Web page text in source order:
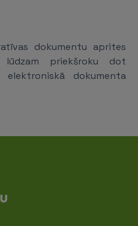
dokumentu aprites
lūdzam priekšroku dot
elektroniskā dokumenta